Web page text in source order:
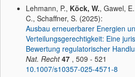
Lehmann, P., Köck, W., Gawel,
C., Schaffner, S. (2025):
Ausbau erneuerbarer Energien
Verteilungsgerechtigkeit: Eine
Bewertung regulatorischer
Nat. Recht 47 , 509 - 521
10.1007/s10357-025-4571-8